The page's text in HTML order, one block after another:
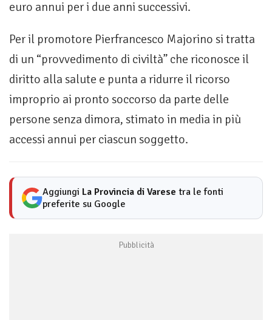
euro annui per i due anni successivi.
Per il promotore Pierfrancesco Majorino si tratta
di un “provvedimento di civiltà” che riconosce il
diritto alla salute e punta a ridurre il ricorso
improprio ai pronto soccorso da parte delle
persone senza dimora, stimato in media in più
accessi annui per ciascun soggetto.
Aggiungi La Provincia di Varese tra le fonti
preferite su Google